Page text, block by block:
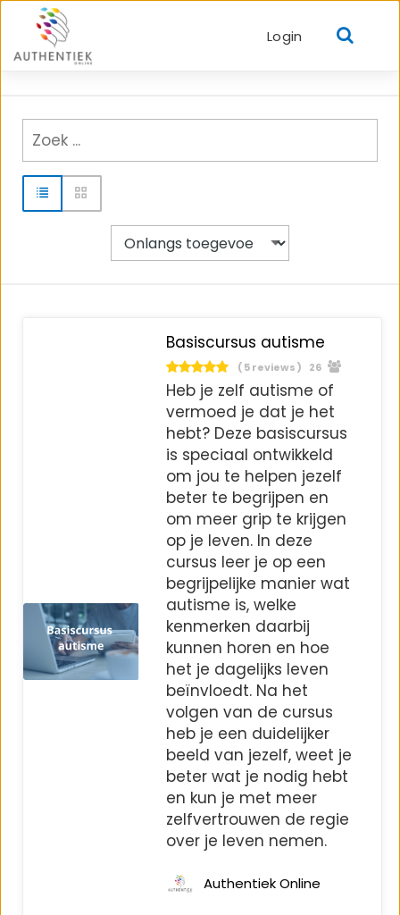
Login
Basiscursus autisme
( 5 reviews ) 26
Heb je zelf autisme of
vermoed je dat je het
hebt? Deze basiscursus
is speciaal ontwikkeld
om jou te helpen jezelf
beter te begrijpen en
om meer grip te krijgen
op je leven. In deze
cursus leer je op een
begrijpelijke manier wat
autisme is, welke
kenmerken daarbij
kunnen horen en hoe
het je dagelijks leven
beïnvloedt. Na het
volgen van de cursus
heb je een duidelijker
beeld van jezelf, weet je
beter wat je nodig hebt
en kun je met meer
zelfvertrouwen de regie
over je leven nemen.
Authentiek Online